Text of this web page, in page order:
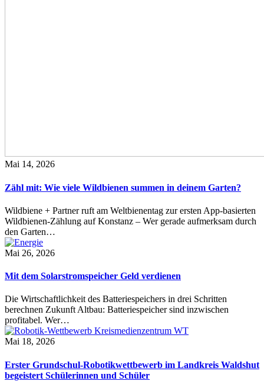
Mai 14, 2026
Zähl mit: Wie viele Wildbienen summen in deinem Garten?
Wildbiene + Partner ruft am Weltbienentag zur ersten App-basierten
Wildbienen-Zählung auf Konstanz – Wer gerade aufmerksam durch
den Garten…
Mai 26, 2026
Mit dem Solarstromspeicher Geld verdienen
Die Wirtschaftlichkeit des Batteriespeichers in drei Schritten
berechnen Zukunft Altbau: Batteriespeicher sind inzwischen
profitabel. Wer…
Mai 18, 2026
Erster Grundschul-Robotikwettbewerb im Landkreis Waldshut
begeistert Schülerinnen und Schüler